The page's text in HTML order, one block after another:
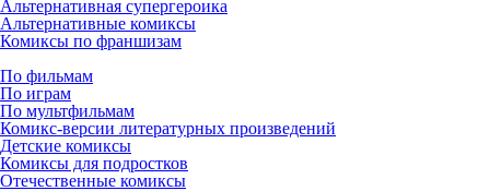
Альтернативная супергероика
Альтернативные комиксы
Комиксы по франшизам
По фильмам
По играм
По мультфильмам
Комикс-версии литературных произведений
Детские комиксы
Комиксы для подростков
Отечественные комиксы